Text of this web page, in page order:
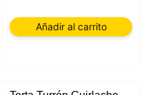
Añadir al carrito